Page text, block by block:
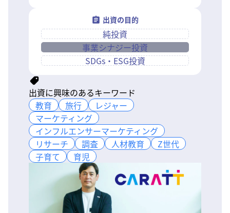
出資の目的
純投資
事業シナジー投資
SDGs・ESG投資
出資に興味のあるキーワード
教育
旅行
レジャー
マーケティング
インフルエンサーマーケティング
リサーチ
調査 人材教育
Z世代
子育て
育児
教育 旅行
レジャー
マーケティング
インフルエンサーマーケティング
リサーチ
調査 人材教育
Z世代
子育て
育児